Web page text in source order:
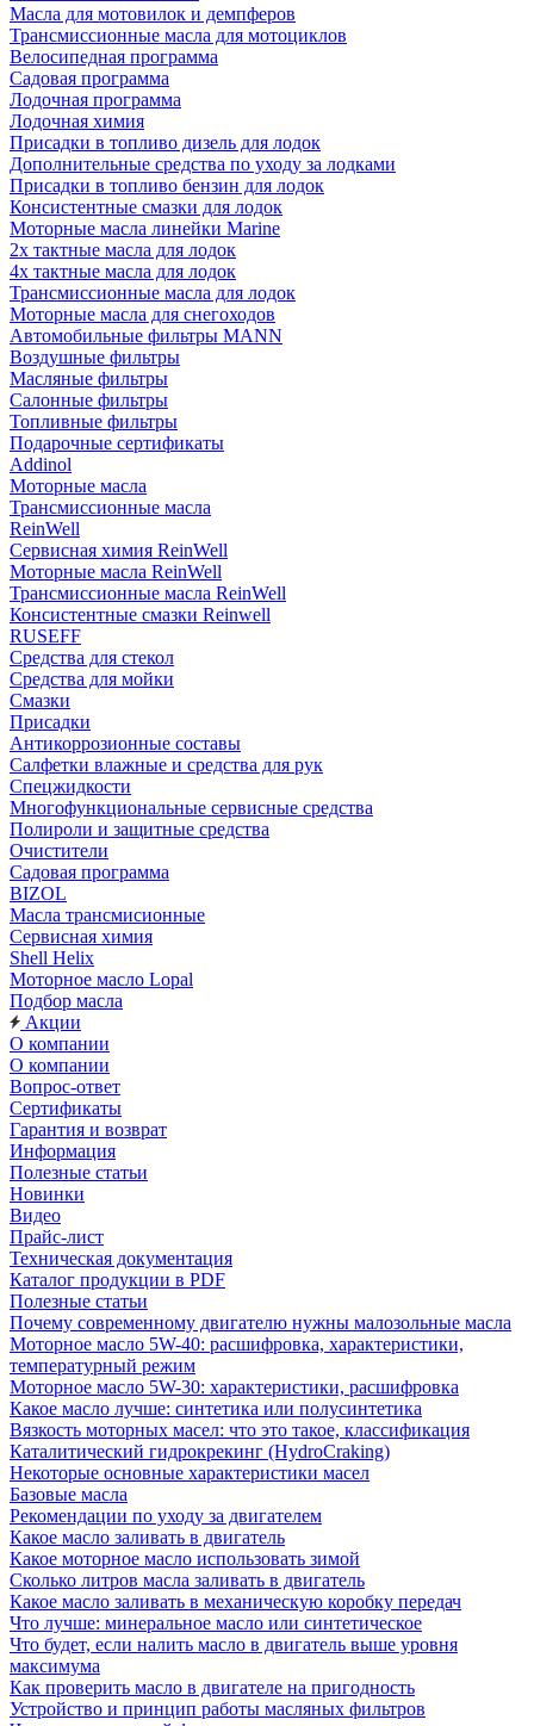
Масла для мотовилок и демпферов
Трансмиссионные масла для мотоциклов
Велосипедная программа
Садовая программа
Лодочная программа
Лодочная химия
Присадки в топливо дизель для лодок
Дополнительные средства по уходу за лодками
Присадки в топливо бензин для лодок
Консистентные смазки для лодок
Моторные масла линейки Marine
2х тактные масла для лодок
4х тактные масла для лодок
Трансмиссионные масла для лодок
Моторные масла для снегоходов
Автомобильные фильтры MANN
Воздушные фильтры
Масляные фильтры
Салонные фильтры
Топливные фильтры
Подарочные сертификаты
Addinol
Моторные масла
Трансмиссионные масла
ReinWell
Сервисная химия ReinWell
Моторные масла ReinWell
Трансмиссионные масла ReinWell
Консистентные смазки Reinwell
RUSEFF
Средства для стекол
Средства для мойки
Смазки
Присадки
Антикоррозионные составы
Салфетки влажные и средства для рук
Спецжидкости
Многофункциональные сервисные средства
Полироли и защитные средства
Очистители
Садовая программа
BIZOL
Масла трансмисионные
Сервисная химия
Shell Helix
Моторное масло Lopal
Подбор масла
Акции
О компании
О компании
Вопрос-ответ
Сертификаты
Гарантия и возврат
Информация
Полезные статьи
Новинки
Видео
Прайс-лист
Техническая документация
Каталог продукции в PDF
Полезные статьи
Почему современному двигателю нужны малозольные масла
Моторное масло 5W-40: расшифровка, характеристики,
температурный режим
Моторное масло 5W-30: характеристики, расшифровка
Какое масло лучше: синтетика или полусинтетика
Вязкость моторных масел: что это такое, классификация
Каталитический гидрокрекинг (НydroСraking)
Некоторые основные характеристики масел
Базовые масла
Рекомендации по уходу за двигателем
Какое масло заливать в двигатель
Какое моторное масло использовать зимой
Сколько литров масла заливать в двигатель
Какое масло заливать в механическую коробку передач
Что лучше: минеральное масло или синтетическое
Что будет, если налить масло в двигатель выше уровня
максимума
Как проверить масло в двигателе на пригодность
Устройство и принцип работы масляных фильтров